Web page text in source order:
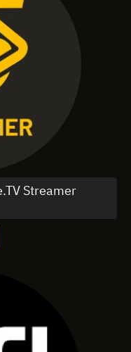
Streamer